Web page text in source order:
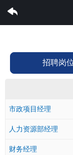
雷速体育
招聘岗
市政项目经理
人力资源部经理
财务经理